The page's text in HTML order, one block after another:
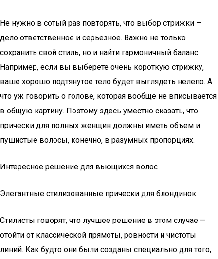
Не нужно в сотый раз повторять, что выбор стрижки —
дело ответственное и серьезное. Важно не только
сохранить свой стиль, но и найти гармоничный баланс.
Например, если вы выберете очень короткую стрижку,
ваше хорошо подтянутое тело будет выглядеть нелепо. А
что уж говорить о голове, которая вообще не вписывается
в общую картину. Поэтому здесь уместно сказать, что
прически для полных женщин должны иметь объем и
пушистые волосы, конечно, в разумных пропорциях.
Интересное решение для вьющихся волос
Элегантные стилизованные прически для блондинок
Стилисты говорят, что лучшее решение в этом случае —
отойти от классической прямоты, ровности и чистоты
линий. Как будто они были созданы специально для того,